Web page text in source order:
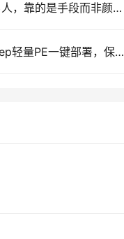
2026 最让女人无法抵抗的男人，靠的是手段而非颜值与财富
免U盘重装Win7-11，CmzPrep轻量PE一键部署，保留数据更省心